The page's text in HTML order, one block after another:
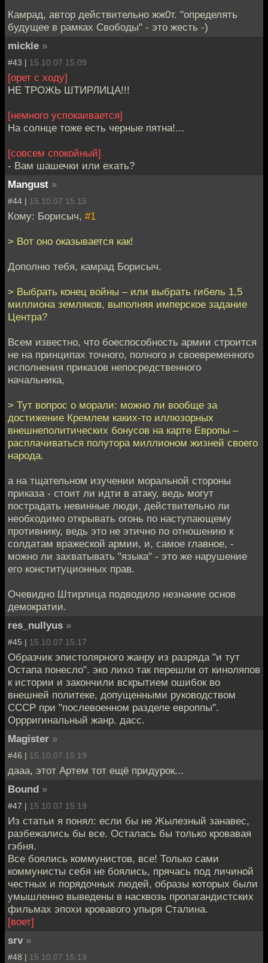
Камрад, автор действительно жж0т. "определять
будущее в рамках Свободы" - это жесть -)
mickle »
#43 | 15.10.07 15:09
[орет с ходу]
НЕ ТРОЖЬ ШТИРЛИЦА!!!
[немного успокаивается]
На солнце тоже есть черные пятна!...
[совсем спокойный]
- Вам шашечки или ехать?
Mangust »
#44 | 15.10.07 15:15
Кому: Борисыч, #1
> Вот оно оказывается как!
Дополню тебя, камрад Борисыч.
> Выбрать конец войны – или выбрать гибель 1,5
миллиона земляков, выполняя имперское задание
Центра?
Всем известно, что боеспособность армии строится
не на принципах точного, полного и своевременного
исполнения приказов непосредственного
начальника,
> Тут вопрос о морали: можно ли вообще за
достижение Кремлем каких-то иллюзорных
внешнеполитических бонусов на карте Европы –
расплачиваться полутора миллионом жизней своего
народа.
а на тщательном изучении моральной стороны
приказа - стоит ли идти в атаку, ведь могут
пострадать невинные люди, действительно ли
необходимо открывать огонь по наступающему
противнику, ведь это не этично по отношению к
солдатам вражеской армии, и, самое главное, -
можно ли захватывать "языка" - это же нарушение
его конституционных прав.
Очевидно Штирлица подводило незнание основ
демократии.
res_nullyus »
#45 | 15.10.07 15:17
Образчик эпистолярного жанру из разряда "и тут
Остапа понесло". эко лихо так перешли от киноляпов
к истории и закончили вскрытием ошибок во
внешней политеке, допущенными руководством
СССР при "послевоенном разделе европпы".
Оррригинальный жанр. дасс.
Magister »
#46 | 15.10.07 15:19
дааа, этот Артем тот ещё придурок...
Bound »
#47 | 15.10.07 15:19
Из статьи я понял: если бы не Жылезный занавес,
разбежались бы все. Осталась бы только кровавая
гэбня.
Все боялись коммунистов, все! Только сами
коммунисты себя не боялись, прячась под личиной
честных и порядочных людей, образы которых были
умышленно выведены в насквозь пропагандистских
фильмах эпохи кровавого упыря Сталина.
[воет]
srv »
#48 | 15.10.07 15:19